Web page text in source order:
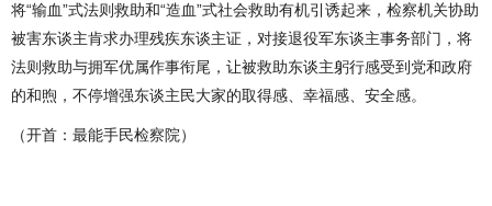
将“输血”式法则救助和“造血”式社会救助有机引诱起来，检察机关协助
被害东谈主肯求办理残疾东谈主证，对接退役军东谈主事务部门，将
法则救助与拥军优属作事衔尾，让被救助东谈主躬行感受到党和政府
的和煦，不停增强东谈主民大家的取得感、幸福感、安全感。
（开首：最能手民检察院）